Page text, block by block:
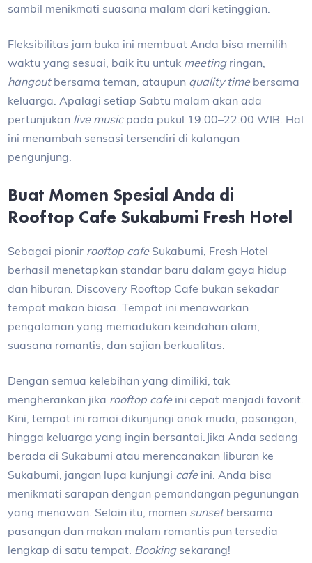
sambil menikmati suasana malam dari ketinggian.
Fleksibilitas jam buka ini membuat Anda bisa memilih
waktu yang sesuai, baik itu untuk meeting ringan,
hangoutbersama teman, ataupun quality timebersama
keluarga. Apalagi setiap Sabtu malam akan ada
pertunjukan live musicpada pukul 19.00–22.00 WIB. Hal
ini menambah sensasi tersendiri di kalangan
pengunjung.
Buat Momen Spesial Anda di
Rooftop Cafe Sukabumi Fresh Hotel
Sebagai pionir rooftop cafeSukabumi, Fresh Hotel
berhasil menetapkan standar baru dalam gaya hidup
dan hiburan. Discovery Rooftop Cafe bukan sekadar
tempat makan biasa. Tempat ini menawarkan
pengalaman yang memadukan keindahan alam,
suasana romantis, dan sajian berkualitas.
Dengan semua kelebihan yang dimiliki, tak
mengherankan jika rooftop cafeini cepat menjadi favorit.
Kini, tempat ini ramai dikunjungi anak muda, pasangan,
hingga keluarga yang ingin bersantai.Jika Anda sedang
berada di Sukabumi atau merencanakan liburan ke
Sukabumi, jangan lupa kunjungi cafeini. Anda bisa
menikmati sarapan dengan pemandangan pegunungan
yang menawan. Selain itu, momen sunsetbersama
pasangan dan makan malam romantis pun tersedia
lengkap di satu tempat. Bookingsekarang!